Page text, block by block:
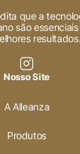
que a
são
resultados.
Nosso Site
A Alleanza
Produtos